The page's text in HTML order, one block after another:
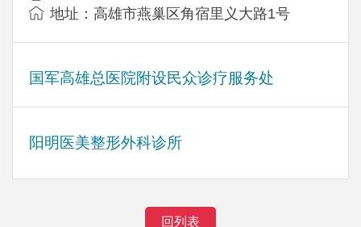
地址：高雄市燕巢区角宿里义大路1号
国军高雄总医院附设民众诊疗服务处
阳明医美整形外科诊所
回列表